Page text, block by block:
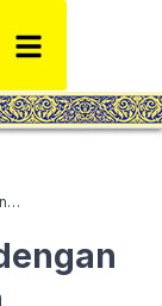
“Manfaatkan Tanah dengan Tanaman untuk Jana Pendapatan” – Pemangku Raja Perlis